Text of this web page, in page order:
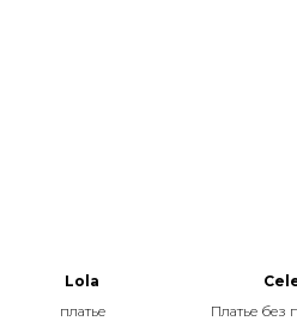
Lola
платье
Платье